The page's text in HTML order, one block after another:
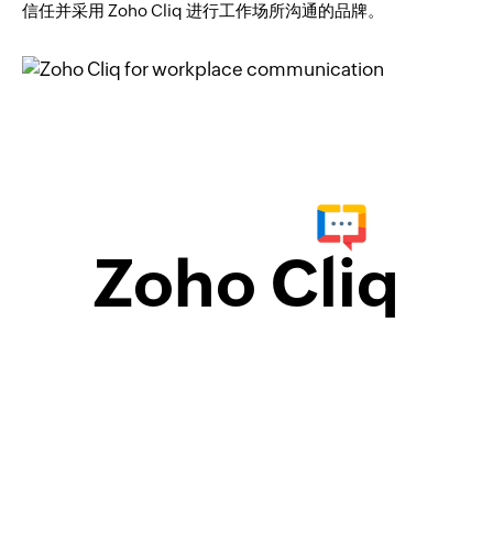
信任并采用 Zoho Cliq 进行工作场所沟通的品牌。
Zoho Cliq